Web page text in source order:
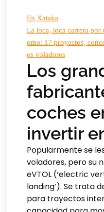
En Xataka
La loca, loca carrera por
omo: 17 proyectos,
os voladores
Los
coches
invertir
Popularmente se
voladores, pero su
eVTOL (‘electric
landing’). Se trata
para trayectos